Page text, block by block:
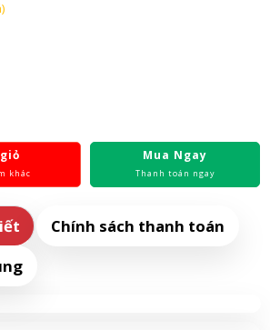
khác
Mua Ngay
Thanh toán ngay
Chính sách thanh toán